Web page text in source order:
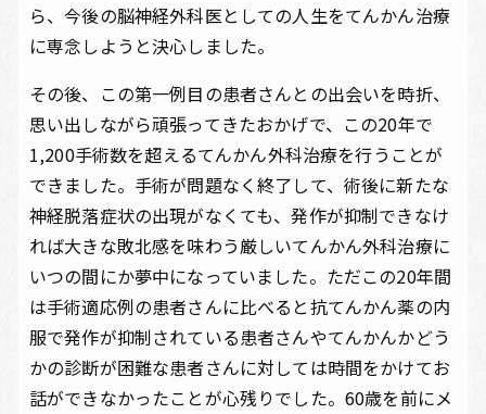
ら、今後の脳神経外科医としての人生をてんかん治療
に専念しようと決心しました。
その後、この第一例目の患者さんとの出会いを時折、
思い出しながら頑張ってきたおかげで、この20年で
1,200手術数を超えるてんかん外科治療を行うことが
できました。手術が問題なく終了して、術後に新たな
神経脱落症状の出現がなくても、発作が抑制できなけ
れば大きな敗北感を味わう厳しいてんかん外科治療に
いつの間にか夢中になっていました。ただこの20年間
は手術適応例の患者さんに比べると抗てんかん薬の内
服で発作が抑制されている患者さんやてんかんかどう
かの診断が困難な患者さんに対しては時間をかけてお
話ができなかったことが心残りでした。60歳を前にメ